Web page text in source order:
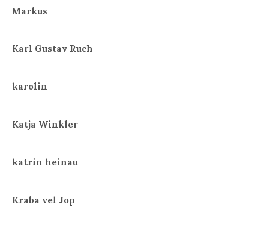
Markus
Karl Gustav Ruch
karolin
Katja Winkler
katrin heinau
Kraba vel Jop